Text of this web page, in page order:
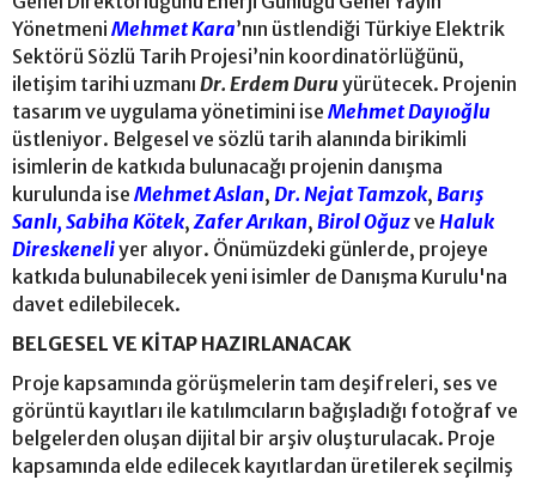
Yönetmeni Mehmet Kara’nın üstlendiği Türkiye Elektrik
Sektörü Sözlü Tarih Projesi’nin koordinatörlüğünü,
iletişim tarihi uzmanı Dr. Erdem Duruyürütecek. Projenin
tasarım ve uygulama yönetimini ise Mehmet Dayıoğlu
üstleniyor. Belgesel ve sözlü tarih alanında birikimli
isimlerin de katkıda bulunacağı projenin danışma
kurulunda ise Mehmet Aslan, Dr. Nejat Tamzok, Barış
Sanlı, Sabiha Kötek,Zafer Arıkan, Birol Oğuzve Haluk
Direskeneliyer alıyor. Önümüzdeki günlerde, projeye
katkıda bulunabilecek yeni isimler de Danışma Kurulu'na
davet edilebilecek.
BELGESEL VE KİTAP HAZIRLANACAK
Proje kapsamında görüşmelerin tam deşifreleri, ses ve
görüntü kayıtları ile katılımcıların bağışladığı fotoğraf ve
belgelerden oluşan dijital bir arşiv oluşturulacak. Proje
kapsamında elde edilecek kayıtlardan üretilerek seçilmiş